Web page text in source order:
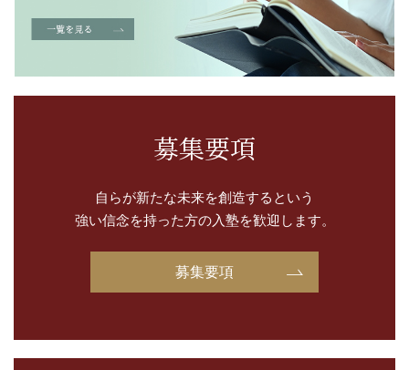
募集要項
自らが新たな未来を創造するという
強い信念を持った方の入塾を歓迎します。
募集要項